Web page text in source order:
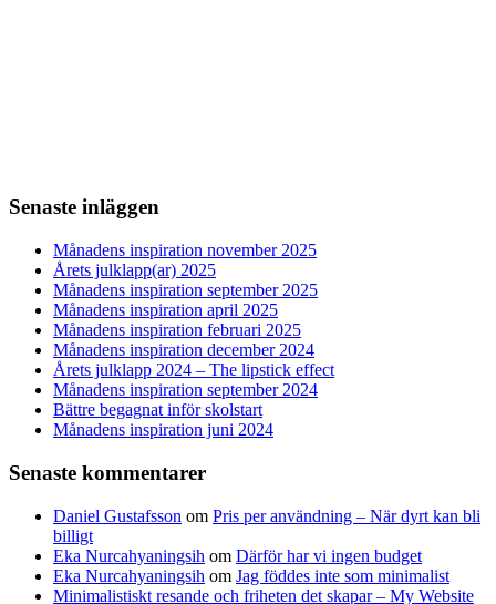
Senaste inläggen
Månadens inspiration november 2025
Årets julklapp(ar) 2025
Månadens inspiration september 2025
Månadens inspiration april 2025
Månadens inspiration februari 2025
Månadens inspiration december 2024
Årets julklapp 2024 – The lipstick effect
Månadens inspiration september 2024
Bättre begagnat inför skolstart
Månadens inspiration juni 2024
Senaste kommentarer
Daniel Gustafsson om Pris per användning – När dyrt kan bli
billigt
Eka Nurcahyaningsih om Därför har vi ingen budget
Eka Nurcahyaningsih om Jag föddes inte som minimalist
Minimalistiskt resande och friheten det skapar – My Website